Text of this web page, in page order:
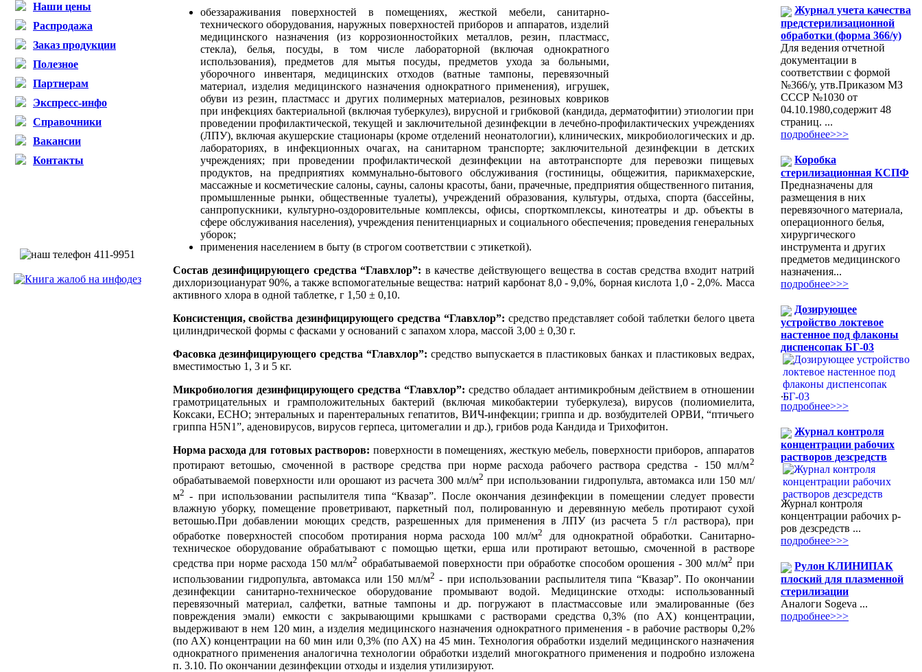
Наши цены
Распродажа
Заказ продукции
Полезное
Партнерам
Экспресс-инфо
Справочники
Вакансии
Контакты
обеззараживания поверхностей в помещениях, жесткой мебели, санитарно-
технического оборудования, наружных поверхностей приборов и аппаратов, изделий
медицинского назначения (из коррозионностойких металлов, резин, пластмасс,
стекла), белья, посуды, в том числе лабораторной (включая однократного
использования), предметов для мытья посуды, предметов ухода за больными,
уборочного инвентаря, медицинских отходов (ватные тампоны, перевязочный
материал, изделия медицинского назначения однократного применения), игрушек,
обуви из резин, пластмасс и других полимерных материалов, резиновых ковриков
при инфекциях бактериальной (включая туберкулез), вирусной и грибковой (кандида, дерматофитии) этиологии при
проведении профилактической, текущей и заключительной дезинфекции в лечебно-профилактических учреждениях
(ЛПУ), включая акушерские стационары (кроме отделений неонатологии), клинических, микробиологических и др.
лабораториях, в инфекционных очагах, на санитарном транспорте; заключительной дезинфекции в детских
учреждениях; при проведении профилактической дезинфекции на автотранспорте для перевозки пищевых
продуктов, на предприятиях коммунально-бытового обслуживания (гостиницы, общежития, парикмахерские,
массажные и косметические салоны, сауны, салоны красоты, бани, прачечные, предприятия общественного питания,
промышленные рынки, общественные туалеты), учреждений образования, культуры, отдыха, спорта (бассейны,
санпропускники, культурно-оздоровительные комплексы, офисы, спорткомплексы, кинотеатры и др. объекты в
сфере обслуживания населения), учреждения пенитенциарных и социального обеспечения; проведения генеральных
уборок;
применения населением в быту (в строгом соответствии с этикеткой).
Состав дезинфицирующего средства “Главхлор”: в качестве действующего вещества в состав средства входит натрий
дихлоризоцианурат 90%, а также вспомогательные вещества: натрий карбонат 8,0 - 9,0%, борная кислота 1,0 - 2,0%. Масса
активного хлора в одной таблетке, г 1,50 ± 0,10.
Консистенция, свойства дезинфицирующего средства “Главхлор”: средство представляет собой таблетки белого цвета
цилиндрической формы с фасками у оснований с запахом хлора, массой 3,00 ± 0,30 г.
Фасовка дезинфицирующего средства “Главхлор”: средство выпускается в пластиковых банках и пластиковых ведрах,
вместимостью 1, 3 и 5 кг.
Микробиология дезинфицирующего средства “Главхлор”: средство обладает антимикробным действием в отношении
грамотрицательных и грамположительных бактерий (включая микобактерии туберкулеза), вирусов (полиомиелита,
Коксаки, ЕСНО; энтеральных и парентеральных гепатитов, ВИЧ-инфекции; гриппа и др. возбудителей ОРВИ, “птичьего
гриппа H5N1”, аденовирусов, вирусов герпеса, цитомегалии и др.), грибов рода Кандида и Трихофитон.
Норма расхода для готовых растворов: поверхности в помещениях, жесткую мебель, поверхности приборов, аппаратов
протирают ветошью, смоченной в растворе средства при норме расхода рабочего раствора средства - 150 мл/м2
обрабатываемой поверхности или орошают из расчета 300 мл/м2 при использовании гидропульта, автомакса или 150 мл/
м2 - при использовании распылителя типа “Квазар”. После окончания дезинфекции в помещении следует провести
влажную уборку, помещение проветривают, паркетный пол, полированную и деревянную мебель протирают сухой
ветошью.При добавлении моющих средств, разрешенных для применения в ЛПУ (из расчета 5 г/л раствора), при
обработке поверхностей способом протирания норма расхода 100 мл/м2
для однократной обработки. Санитарно-
техническое оборудование обрабатывают с помощью щетки, ерша или протирают ветошью, смоченной в растворе
средства при норме расхода 150 мл/м2 обрабатываемой поверхности при обработке способом орошения - 300 мл/м2 при
использовании гидропульта, автомакса или 150 мл/м2 - при использовании распылителя типа “Квазар”. По окончании
дезинфекции санитарно-техническое оборудование промывают водой. Медицинские отходы: использованный
перевязочный материал, салфетки, ватные тампоны и др. погружают в пластмассовые или эмалированные (без
повреждения эмали) емкости с закрывающими крышками с растворами средства 0,3% (по АХ) концентрации,
выдерживают в нем 120 мин, а изделия медицинского назначения однократного применения - в рабочие растворы 0,2%
(по АХ) концентрации на 60 мин или 0,3% (по АХ) на 45 мин. Технология обработки изделий медицинского назначения
однократного применения аналогична технологии обработки изделий многократного применения и подробно изложена
п. 3.10. По окончании дезинфекции отходы и изделия утилизируют.
Журнал учета качества
предстерилизационной
обработки (форма 366/у)
Для ведения отчетной
документации в
соответствии с формой
№366/у, утв.Приказом МЗ
СССР №1030 от
04.10.1980,содержит 48
страниц. ...
подробнее>>>
Коробка
стерилизационная КСПФ
Предназначены для
размещения в них
перевязочного материала,
операционного белья,
хирургического
инструмента и других
предметов медицинского
назначения...
подробнее>>>
Дозирующее
устройство локтевое
настенное под флаконы
диспенсопак БГ-03
...
подробнее>>>
Журнал контроля
концентрации рабочих
растворов дезсредств
Журнал контроля
концентрации рабочих р-
ров дезсредств ...
подробнее>>>
Рулон КЛИНИПАК
плоский для плазменной
стерилизации
Аналоги Sogeva ...
подробнее>>>